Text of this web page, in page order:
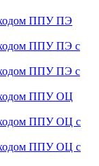
ППУ ПЭ
ППУ ПЭ с
ППУ ПЭ с
ППУ ОЦ
ППУ ОЦ с
ППУ ОЦ с